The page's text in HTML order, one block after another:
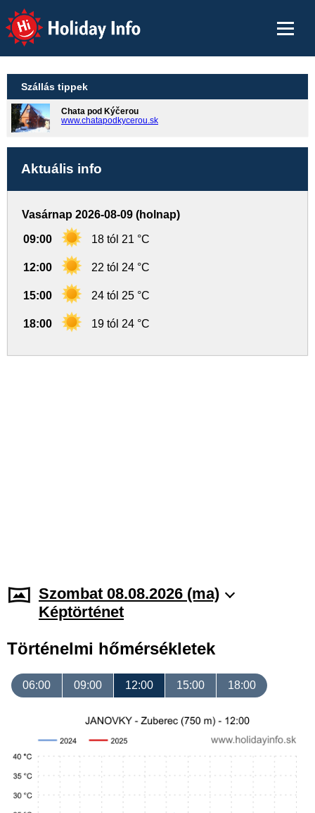
Holiday Info
Szállás tippek
Chata pod Kýčerou
www.chatapodkycerou.sk
Aktuális info
Vasárnap 2026-08-09 (holnap)
09:00 18 tól 21 °C
12:00 22 tól 24 °C
15:00 24 tól 25 °C
18:00 19 tól 24 °C
Szombat 08.08.2026 (ma)
Képtörténet
Történelmi hőmérsékletek
06:00 09:00 12:00 15:00 18:00